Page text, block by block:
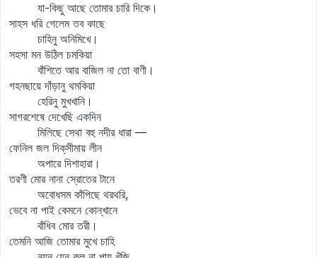
যা-কিছু আছে তোমার চারি দিকে।
সাহস ধরি গেলেম তব কাছে
চাহিনু অনিমিখে।
সহসা মন উঠিল চমকিয়া
বাঁশিতে আর বাজিল না তো বাণী।
গহনছায়ে দাঁড়ানু থমকিয়া
হেরিনু মুখখানি।
সাগরশেষে দেখেছি একদিন
মিলিছে সেথা বহু নদীর ধারা —
ফেনিল জল দিক্‌সীমায় লীন
অপারে দিশাহারা।
তরণী মোর নানা স্রোতের টানে
অবোধসম কাঁপিছে থরথরি,
ভেবে না পাই কেমনে কোন্‌খানে
বাঁধিব মোর তরী।
তেমনি আজি তোমার মুখে চাহি